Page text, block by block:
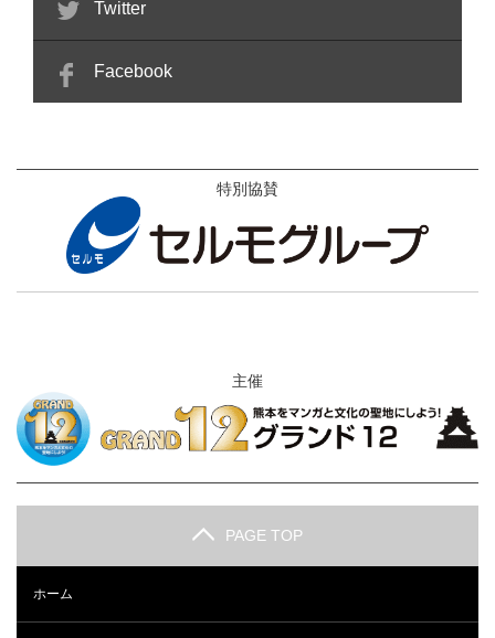
Twitter
Facebook
特別協賛
主催
PAGE TOP
ホーム